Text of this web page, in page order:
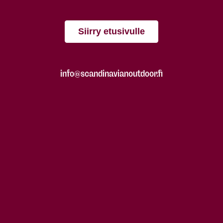
Siirry etusivulle
info@scandinavianoutdoor.fi